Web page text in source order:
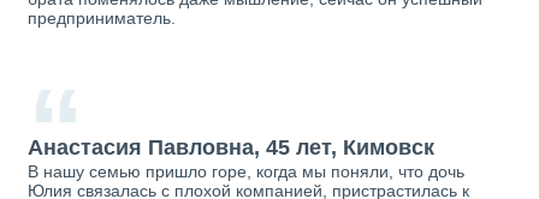
предприниматель.
“
Анастасия Павловна, 45 лет, Кимовск
В нашу семью пришло горе, когда мы поняли, что дочь
Юлия связалась с плохой компанией, пристрастилась к